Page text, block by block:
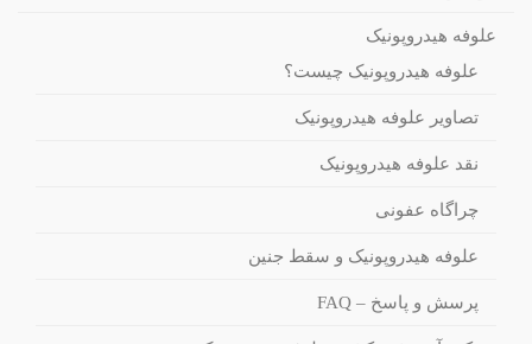
علوفه هیدروپونیک
علوفه هیدروپونیک چیست؟
تصاویر علوفه هیدروپونیک
نقد علوفه هیدروپونیک
چراگاه عفونی
علوفه هیدروپونیک و سقط جنین
پرسش و پاسخ – FAQ